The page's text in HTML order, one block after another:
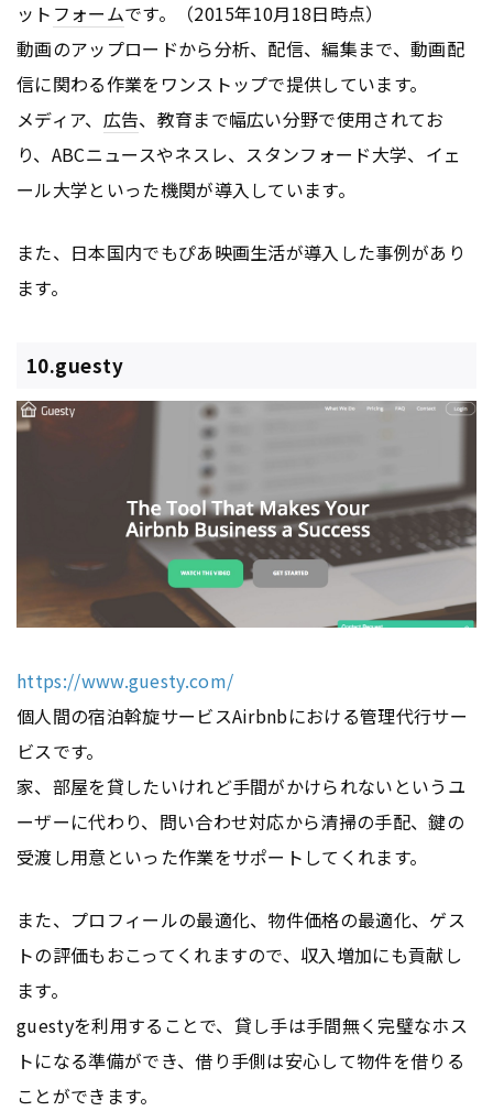
ット フォームです。（2015年10月18日時点）
動画のアップロードから分析、配信、編集まで、動画配
信に関わる作業をワンストップで提供しています。
メディア、 広告、教育まで幅広い分野で使用されてお
り、ABCニュースやネスレ、スタンフォード大学、イェ
ール大学といった機関が導入しています。
また、日本国内でもぴあ映画生活が導入した事例があり
ます。
10.guesty
https://www.guesty.com/
個人間の宿泊斡旋サービスAirbnbにおける管理代行サー
ビスです。
家、部屋を貸したいけれど手間がかけられないというユ
ーザーに代わり、問い合わせ対応から清掃の手配、鍵の
受渡し用意といった作業をサポートしてくれます。
また、プロフィールの最適化、物件価格の最適化、ゲス
トの評価もおこってくれますので、収入増加にも貢献し
ます。
guestyを利用することで、貸し手は手間無く完璧なホス
トになる準備ができ、借り手側は安心して物件を借りる
ことができます。